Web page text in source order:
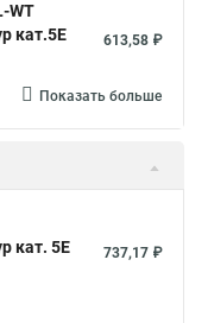
WT
кат.5E
613,58 ₽
Показать больше
кат. 5Е
737,17 ₽